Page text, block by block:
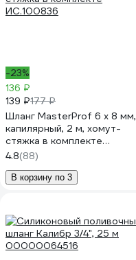
-23%
136 ₽
139 ₽177 ₽
Шланг MasterProf 6 х 8 мм,
капилярный, 2 м, хомут-
стяжка в комплекте
ИС.100836
4.8(88)
В корзину по 3